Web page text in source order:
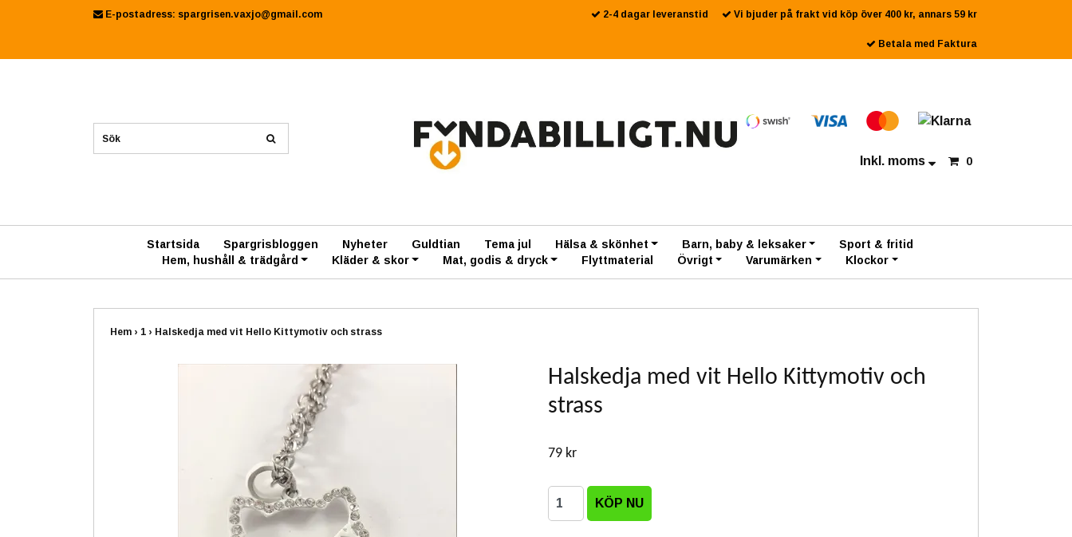
E-postadress: spargrisen.vaxjo@gmail.com 2-4 dagar leveranstid Vi bjuder på frakt vid köp över 400 kr, annars 59 kr
Betala med Faktura
Inkl. moms 0
Startsida Spargrisbloggen Nyheter Guldtian Tema jul Hälsa & skönhet Barn, baby & leksaker
Sport & fritid
Hem, hushåll & trädgård
Kläder & skor Mat, godis & dryck Flyttmaterial Övrigt Varumärken Klockor
Hem › 1 › Halskedja med vit Hello Kittymotiv och strass
Halskedja med vit Hello Kittymotiv och
strass
79 kr